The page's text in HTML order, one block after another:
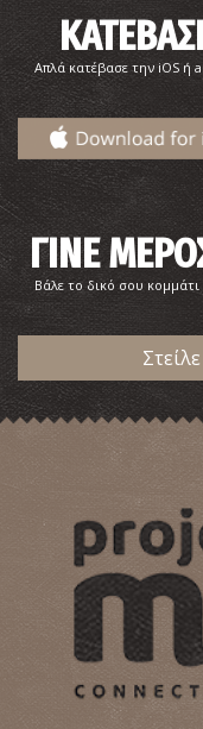
Απλά κατέβασε την iOS ή
ΓΙΝΕ
Βάλε το δικό σου